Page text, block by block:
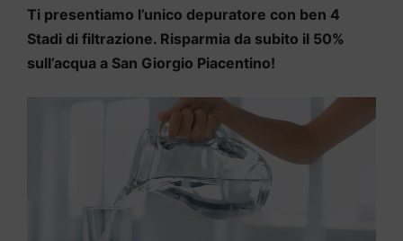
Ti presentiamo l’unico depuratore con ben 4
Stadi di filtrazione. Risparmia da subito il 50%
sull’acqua a San Giorgio Piacentino!